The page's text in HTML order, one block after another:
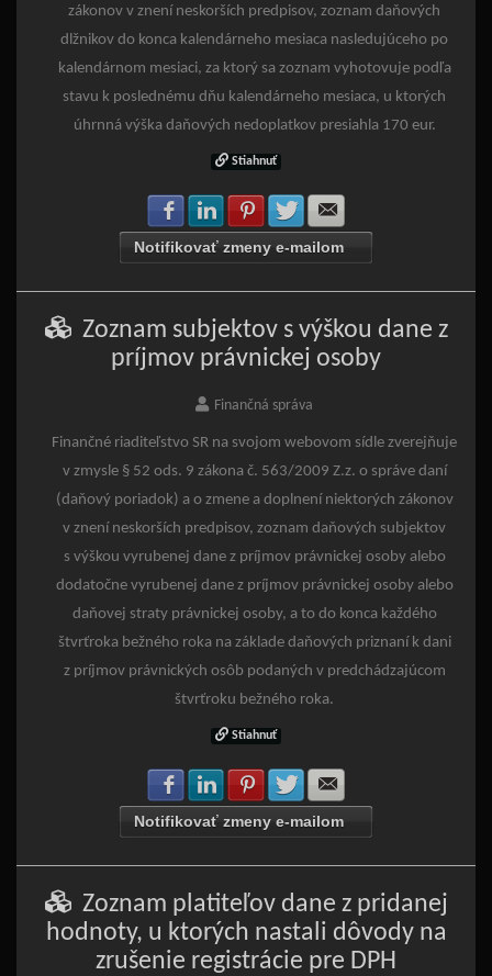
zákonov v znení neskorších predpisov, zoznam daňových
dlžnikov do konca kalendárneho mesiaca nasledujúceho po
kalendárnom mesiaci, za ktorý sa zoznam vyhotovuje podľa
stavu k poslednému dňu kalendárneho mesiaca, u ktorých
úhrnná výška daňových nedoplatkov presiahla 170 eur.
Stiahnuť
Zdielať na Facebook
Zdielať na LinkedIn
Zdielať na Pinterest
Zdielať na Twitter
Notifikovať zmeny e-mailom
Zoznam subjektov s výškou dane z
príjmov právnickej osoby
Finančná správa
Finančné riaditeľstvo SR na svojom webovom sídle zverejňuje
v zmysle § 52 ods. 9 zákona č. 563/2009 Z.z. o správe daní
(daňový poriadok) a o zmene a doplnení niektorých zákonov
v znení neskorších predpisov, zoznam daňových subjektov
s výškou vyrubenej dane z príjmov právnickej osoby alebo
dodatočne vyrubenej dane z príjmov právnickej osoby alebo
daňovej straty právnickej osoby, a to do konca každého
štvrťroka bežného roka na základe daňových priznaní k dani
z príjmov právnických osôb podaných v predchádzajúcom
štvrťroku bežného roka.
Stiahnuť
Zdielať na Facebook
Zdielať na LinkedIn
Zdielať na Pinterest
Zdielať na Twitter
Notifikovať zmeny e-mailom
Zoznam platiteľov dane z pridanej
hodnoty, u ktorých nastali dôvody na
zrušenie registrácie pre DPH